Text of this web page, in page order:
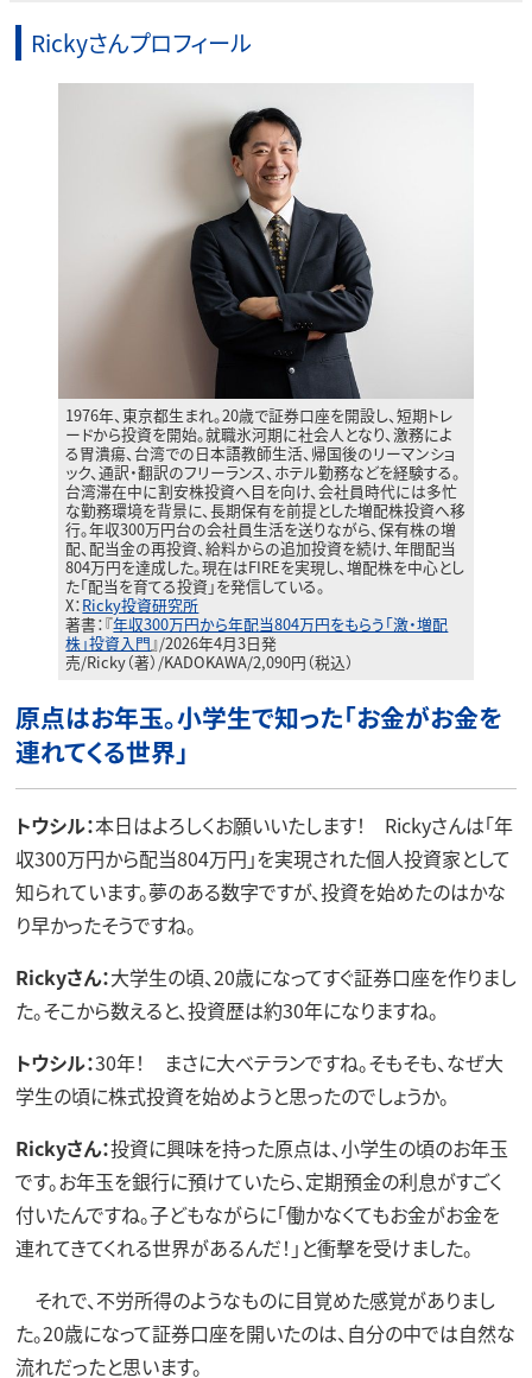
Rickyさんプロフィール
1976年、東京都生まれ。20歳で証券口座を開設し、短期トレ
ードから投資を開始。就職氷河期に社会人となり、激務によ
る胃潰瘍、台湾での日本語教師生活、帰国後のリーマンショ
ック、通訳・翻訳のフリーランス、ホテル勤務などを経験する。
台湾滞在中に割安株投資へ目を向け、会社員時代には多忙
な勤務環境を背景に、長期保有を前提とした増配株投資へ移
行。年収300万円台の会社員生活を送りながら、保有株の増
配、配当金の再投資、給料からの追加投資を続け、年間配当
804万円を達成した。現在はFIREを実現し、増配株を中心とし
た「配当を育てる投資」を発信している。
X：Ricky投資研究所
著書：『年収300万円から年配当804万円をもらう「激・増配
株」投資入門 』/2026年4月3日発
売/Ricky（著）/KADOKAWA/2,090円（税込）
原点はお年玉。小学生で知った「お金がお金を
連れてくる世界」
トウシル：本日はよろしくお願いいたします！ Rickyさんは「年
収300万円から配当804万円」を実現された個人投資家として
知られています。夢のある数字ですが、投資を始めたのはかな
り早かったそうですね。
Rickyさん：大学生の頃、20歳になってすぐ証券口座を作りまし
た。そこから数えると、投資歴は約30年になりますね。
トウシル：30年！ まさに大ベテランですね。そもそも、なぜ大
学生の頃に株式投資を始めようと思ったのでしょうか。
Rickyさん：投資に興味を持った原点は、小学生の頃のお年玉
です。お年玉を銀行に預けていたら、定期預金の利息がすごく
付いたんですね。子どもながらに「働かなくてもお金がお金を
連れてきてくれる世界があるんだ！」と衝撃を受けました。
それで、不労所得のようなものに目覚めた感覚がありまし
た。20歳になって証券口座を開いたのは、自分の中では自然な
流れだったと思います。